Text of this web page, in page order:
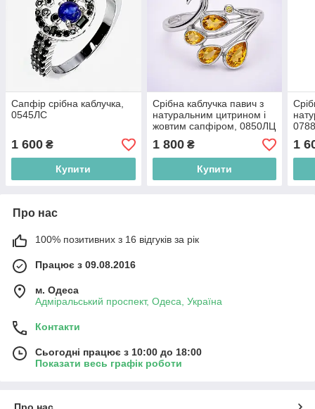
Сапфір срібна каблучка,
0545ЛС
1 600 ₴
Купити
Срібна каблучка павич з
натуральним цитрином і
жовтим сапфіром, 0850ЛЦ
1 800₴
Купити
1
Про нас
100% позитивних з 16 відгуків за рік
Працює з 09.08.2016
м. Одеса
Адміральський проспект, Одеса, Україна
Контакти
Сьогодні працює з 10:00 до 18:00
Показати весь графік роботи